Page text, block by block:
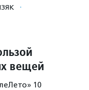
·
вещей
10